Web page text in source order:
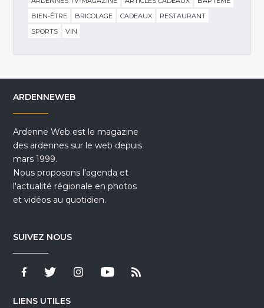
BIEN-ÊTRE
BRICOLAGE CADEAUX
RESTAURANT
SPORTS
VIN
ARDENNEWEB
Ardenne Web est le magazine
des ardennes sur le web depuis
mars 1999.
Nous proposons l'agenda et
l'actualité régionale en photos
et vidéos au quotidien.
SUIVEZ NOUS
LIENS UTILES